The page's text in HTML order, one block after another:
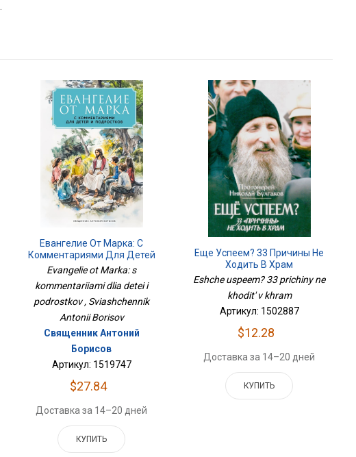
Евангелие От Марка: С
Комментариями Для Детей
И Подростков
Evangelie ot Marka: s
kommentariiami dlia detei i
podrostkov , Sviashchennik
Antonii Borisov
Священник Антоний
Борисов
Артикул: 1519747
$27.84
Доставка за 14–20 дней
КУПИТЬ
Еще Успеем? 33 Причины Не
Ходить В Храм
Eshche uspeem? 33 prichiny ne
khodit' v khram
Артикул: 1502887
$12.28
Доставка за 14–20 дней
КУПИТЬ